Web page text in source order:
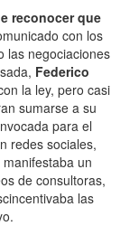
reconocer que
con los
las negociaciones
Federico
la ley, pero casi
sumarse a su
para el
redes sociales,
un
de consultoras,
las